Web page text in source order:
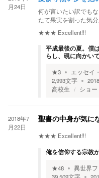
月24日
何が言いたい訳でも
たて果実を割った気分
★★★ Excellent!!!
平成最後の夏。僕
らし、硯に向かいて
★3 エッセイ
2,993文字
高校生
ショー
2018年7
月22日
聖書の中身が気に
★★★ Excellent!!!
俺を信仰する宗教
★48 異世界